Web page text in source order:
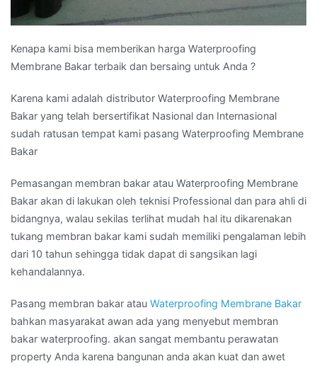
Kenapa kami bisa memberikan harga Waterproofing
Membrane Bakar terbaik dan bersaing untuk Anda ?
Karena kami adalah distributor Waterproofing Membrane
Bakar yang telah bersertifikat Nasional dan Internasional
sudah ratusan tempat kami pasang Waterproofing Membrane
Bakar
Pemasangan membran bakar atau Waterproofing Membrane
Bakar akan di lakukan oleh teknisi Professional dan para ahli di
bidangnya, walau sekilas terlihat mudah hal itu dikarenakan
tukang membran bakar kami sudah memiliki pengalaman lebih
dari 10 tahun sehingga tidak dapat di sangsikan lagi
kehandalannya.
Pasang membran bakar atau Waterproofing Membrane Bakar
bahkan masyarakat awan ada yang menyebut membran
bakar waterproofing. akan sangat membantu perawatan
property Anda karena bangunan anda akan kuat dan awet